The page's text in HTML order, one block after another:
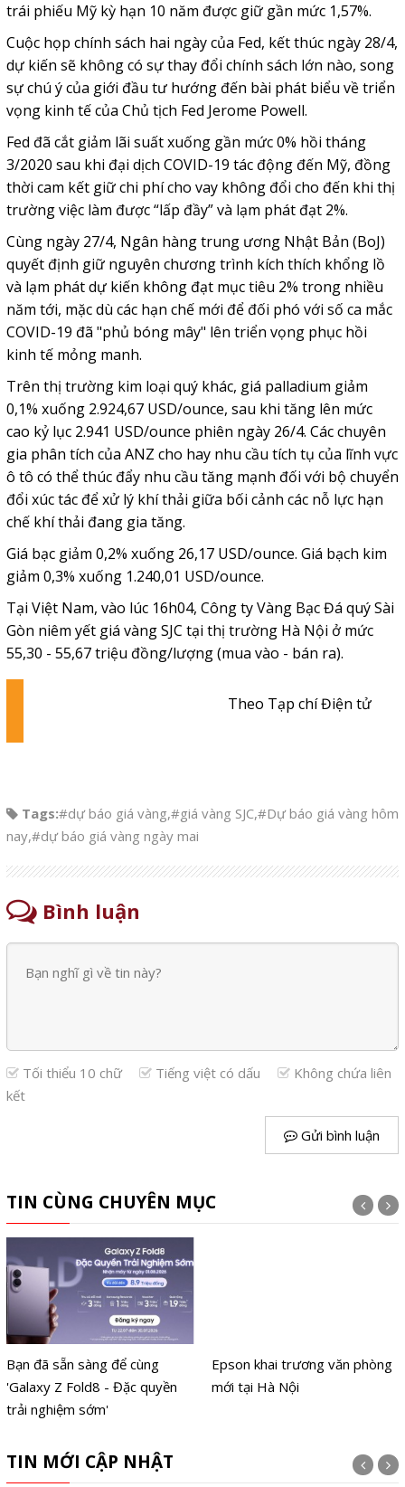
trái phiếu Mỹ kỳ hạn 10 năm được giữ gần mức 1,57%.
Cuộc họp chính sách hai ngày của Fed, kết thúc ngày 28/4,
dự kiến sẽ không có sự thay đổi chính sách lớn nào, song
sự chú ý của giới đầu tư hướng đến bài phát biểu về triển
vọng kinh tế của Chủ tịch Fed Jerome Powell.
Fed đã cắt giảm lãi suất xuống gần mức 0% hồi tháng
3/2020 sau khi đại dịch COVID-19 tác động đến Mỹ, đồng
thời cam kết giữ chi phí cho vay không đổi cho đến khi thị
trường việc làm được “lấp đầy” và lạm phát đạt 2%.
Cùng ngày 27/4, Ngân hàng trung ương Nhật Bản (BoJ)
quyết định giữ nguyên chương trình kích thích khổng lồ
và lạm phát dự kiến không đạt mục tiêu 2% trong nhiều
năm tới, mặc dù các hạn chế mới để đối phó với số ca mắc
COVID-19 đã "phủ bóng mây" lên triển vọng phục hồi
kinh tế mỏng manh.
Trên thị trường kim loại quý khác, giá palladium giảm
0,1% xuống 2.924,67 USD/ounce, sau khi tăng lên mức
cao kỷ lục 2.941 USD/ounce phiên ngày 26/4. Các chuyên
gia phân tích của ANZ cho hay nhu cầu tích tụ của lĩnh vực
ô tô có thể thúc đẩy nhu cầu tăng mạnh đối với bộ chuyển
đổi xúc tác để xử lý khí thải giữa bối cảnh các nỗ lực hạn
chế khí thải đang gia tăng.
Giá bạc giảm 0,2% xuống 26,17 USD/ounce. Giá bạch kim
giảm 0,3% xuống 1.240,01 USD/ounce.
Tại Việt Nam, vào lúc 16h04, Công ty Vàng Bạc Đá quý Sài
Gòn niêm yết giá vàng SJC tại thị trường Hà Nội ở mức
55,30 - 55,67 triệu đồng/lượng (mua vào - bán ra).
Theo Tạp chí Điện tử
Tags:#dự báo giá vàng,#giá vàng SJC,#Dự báo giá vàng hôm
nay,#dự báo giá vàng ngày mai
Bình luận
Tối thiểu 10 chữ Tiếng việt có dấu
Không chứa liên
kết
Gửi bình luận
TIN CÙNG CHUYÊN MỤC
Bạn đã sẵn sàng để cùng
'Galaxy Z Fold8 - Đặc quyền
trải nghiệm sớm'
Epson khai trương văn phòng
mới tại Hà Nội
TIN MỚI CẬP NHẬT